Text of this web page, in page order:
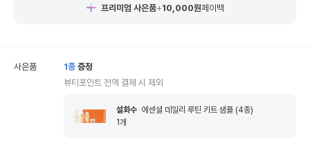
프리미엄 사은품+10,000원페이백
사은품 1종 증정
뷰티포인트 전액 결제 시 제외
설화수 에센셜 데일리 루틴 키트 샘플 (4종)
1개